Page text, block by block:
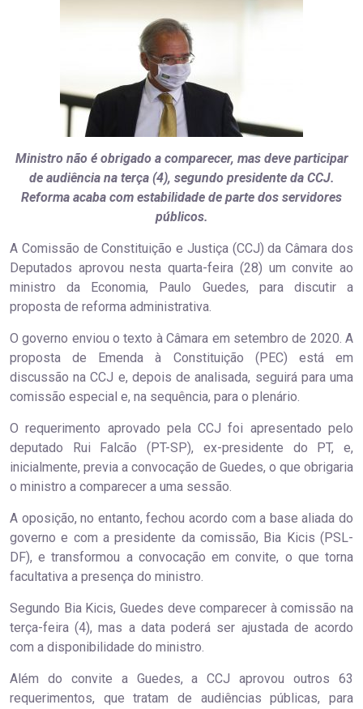
Ministro não é obrigado a comparecer, mas deve participar
de audiência na terça (4), segundo presidente da CCJ.
Reforma acaba com estabilidade de parte dos servidores
públicos.
A Comissão de Constituição e Justiça (CCJ) da Câmara dos
Deputados aprovou nesta quarta-feira (28) um convite ao
ministro da Economia, Paulo Guedes, para discutir a
proposta de reforma administrativa.
O governo enviou o texto à Câmara em setembro de 2020. A
proposta de Emenda à Constituição (PEC) está em
discussão na CCJ e, depois de analisada, seguirá para uma
comissão especial e, na sequência, para o plenário.
O requerimento aprovado pela CCJ foi apresentado pelo
deputado Rui Falcão (PT-SP), ex-presidente do PT, e,
inicialmente, previa a convocação de Guedes, o que obrigaria
o ministro a comparecer a uma sessão.
A oposição, no entanto, fechou acordo com a base aliada do
governo e com a presidente da comissão, Bia Kicis (PSL-
DF), e transformou a convocação em convite, o que torna
facultativa a presença do ministro.
Segundo Bia Kicis, Guedes deve comparecer à comissão na
terça-feira (4), mas a data poderá ser ajustada de acordo
com a disponibilidade do ministro.
Além do convite a Guedes, a CCJ aprovou outros 63
requerimentos, que tratam de audiências públicas, para